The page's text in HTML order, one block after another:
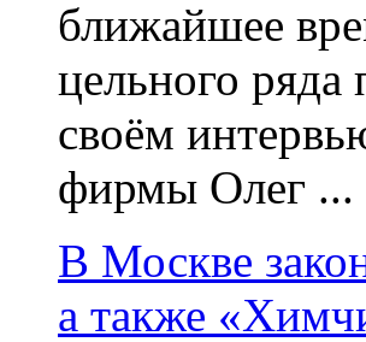
ближайшее
цельного ряда
своём
фирмы Олег ...
В Москве
а также